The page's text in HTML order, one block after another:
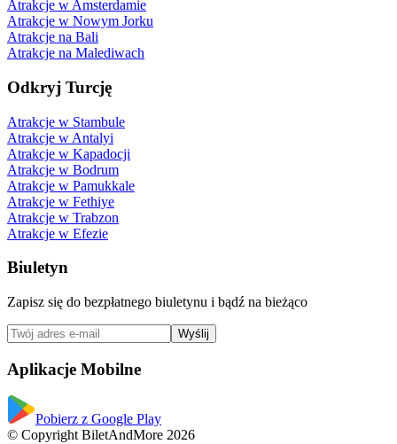
Atrakcje w Amsterdamie
Atrakcje w Nowym Jorku
Atrakcje na Bali
Atrakcje na Malediwach
Odkryj Turcję
Atrakcje w Stambule
Atrakcje w Antalyi
Atrakcje w Kapadocji
Atrakcje w Bodrum
Atrakcje w Pamukkale
Atrakcje w Fethiye
Atrakcje w Trabzon
Atrakcje w Efezie
Biuletyn
Zapisz się do bezpłatnego biuletynu i bądź na bieżąco
Wyślij
Aplikacje Mobilne
Pobierz z Google Play
© Copyright BiletAndMore 2026